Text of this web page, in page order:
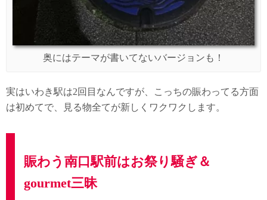
奥にはテーマが書いてないバージョンも！
実はいわき駅は2回目なんですが、こっちの賑わってる方面
は初めてで、見る物全てが新しくワクワクします。
賑わう南口駅前はお祭り騒ぎ＆
gourmet三昧